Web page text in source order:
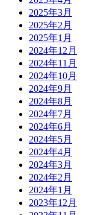
2025年3月
2025年2月
2025年1月
2024年12月
2024年11月
2024年10月
2024年9月
2024年8月
2024年7月
2024年6月
2024年5月
2024年4月
2024年3月
2024年2月
2024年1月
2023年12月